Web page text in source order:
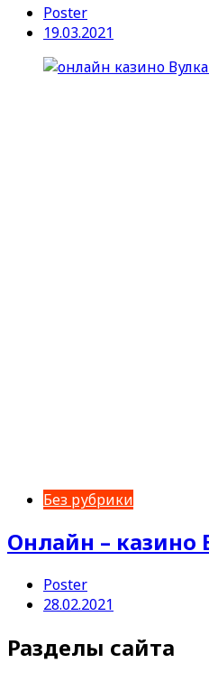
Poster
19.03.2021
Без рубрики
Онлайн –
Poster
28.02.2021
Разделы сайта